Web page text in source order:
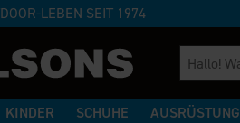
LEBEN SEIT 1974
KINDER SCHUHE AUSRÜSTUNG